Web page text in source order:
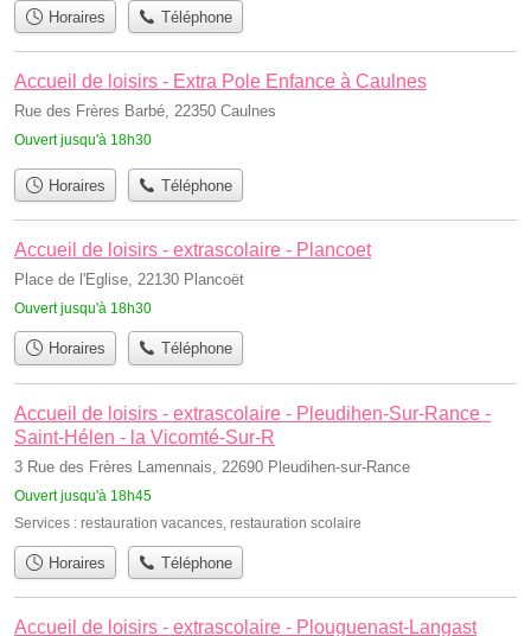
Horaires Téléphone
Accueil de loisirs - Extra Pole Enfance à Caulnes
Rue des Frères Barbé, 22350 Caulnes
Ouvert jusqu'à 18h30
Horaires Téléphone
Accueil de loisirs - extrascolaire - Plancoet
Place de l'Eglise, 22130 Plancoët
Ouvert jusqu'à 18h30
Horaires Téléphone
Accueil de loisirs - extrascolaire - Pleudihen-Sur-Rance -
Saint-Hélen - la Vicomté-Sur-R
3 Rue des Frères Lamennais, 22690 Pleudihen-sur-Rance
Ouvert jusqu'à 18h45
Services : restauration vacances restauration scolaire
Horaires Téléphone
Accueil de loisirs - extrascolaire - Plouguenast-Langast